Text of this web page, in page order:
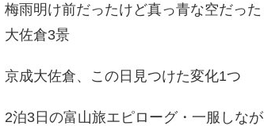
梅雨明け前だったけど真っ青な空だった
大佐倉3景
京成大佐倉、この日見つけた変化1つ
2泊3日の富山旅エピローグ・一服しなが